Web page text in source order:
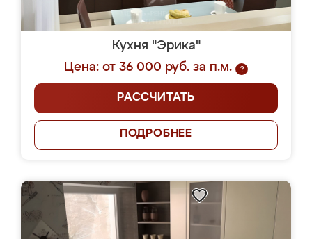
Кухня "Эрика"
Цена: от 36 000 руб. за п.м.
?
РАССЧИТАТЬ
ПОДРОБНЕЕ